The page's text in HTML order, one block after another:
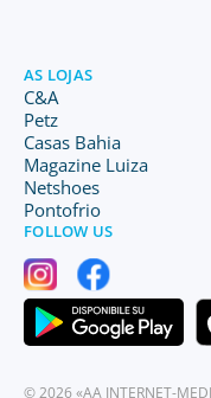
AS LOJAS
C&A
Petz
Casas Bahia
Magazine Luiza
Netshoes
Pontofrio
FOLLOW US
© 2026 «AA INTERNET-